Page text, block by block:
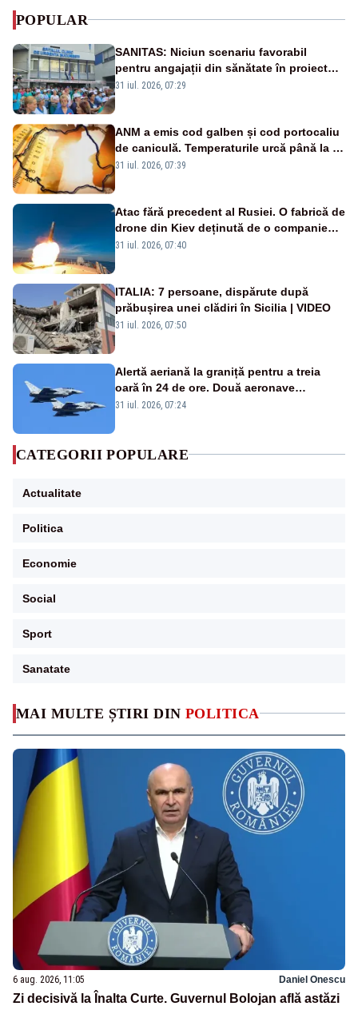
MAI MULTE ȘTIRI DIN POLITICA
6 aug. 2026, 11:05 Daniel Onescu
Zi decisivă la Înalta Curte. Guvernul Bolojan află astăzi
POPULAR
SANITAS: Niciun scenariu favorabil
pentru angajații din sănătate în proiectul
Legii salarizării
31 iul. 2026, 07:29
ANM a emis cod galben și cod portocaliu
de caniculă. Temperaturile urcă până la 38
de grade, iar nopțile devin tropicale
31 iul. 2026, 07:39
Atac fără precedent al Rusiei. O fabrică de
drone din Kiev deținută de o companie
americană, distrusă de o rachetă
31 iul. 2026, 07:40
ITALIA: 7 persoane, dispărute după
prăbușirea unei clădiri în Sicilia | VIDEO
31 iul. 2026, 07:50
Alertă aeriană la graniță pentru a treia
oară în 24 de ore. Două aeronave
Eurofighter britanice au fost ridicate de la
31 iul. 2026, 07:24
CATEGORII POPULARE
Actualitate
Politica
Economie
Social
Sport
Sanatate